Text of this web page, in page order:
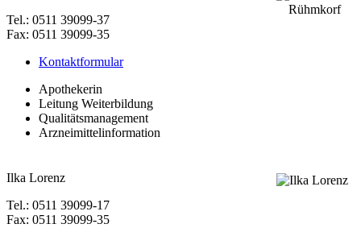
Tel.: 0511 39099-37
Fax: 0511 39099-35
Kontaktformular
Apothekerin
Leitung Weiterbildung
Qualitätsmanagement
Arzneimittelinformation
Ilka Lorenz
Tel.: 0511 39099-17
Fax: 0511 39099-35